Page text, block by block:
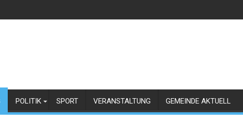
POLITIK SPORT VERANSTALTUNG GEMEINDE AKTUELL